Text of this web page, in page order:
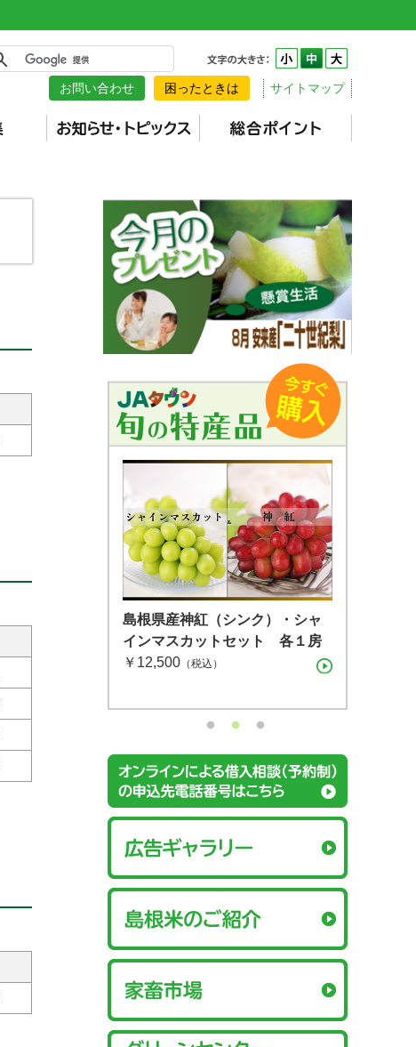
お問い合わせ 困ったときは サイトマップ
島根県産 シャインマスカット １
房（600g）（7月下旬〜8月上
旬）
島根県産神紅（シンク）・シャ
インマスカットセット 各１房
￥12,500 （税込）
島根県産 アールスメロン2玉箱
￥4,400（税込）